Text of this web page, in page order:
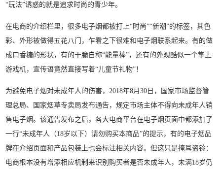
“玩法”诱惑的就是追求时尚的青少年。
在电商的介绍栏里，很多电子烟都被打上“时尚”“新潮”的标签，其色
彩、外形被做得五花八门，乍看之下很难和电子烟联系起来。有的做
成口香糖的形状，有的干脆自称“能量棒”，还有的外观酷似一个掌上
游戏机，宣传语竟然直接写着“儿童节礼物”！
为避免电子烟对未成年人的伤害，2018年8月30日，国家市场监督管
理总局、国家烟草专卖局发布通告，规定市场主体不得向未成年人销
售电子烟。该通告发布之后，各大电商平台在电子烟页面中都添加了
一行“未成年人（18岁以下）请勿购买本商品”的提示，有的电子烟品
牌在介绍页面和产品包装上也会标注相关内容。但这只是掩耳盗铃：
电商根本没有增添相应机制来识别购买者是否未成年人，未满18岁仍